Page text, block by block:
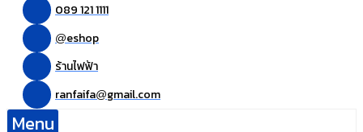
089 121 1111
@eshop
ร้านไฟฟ้า
ranfaifa@gmail.com
Menu